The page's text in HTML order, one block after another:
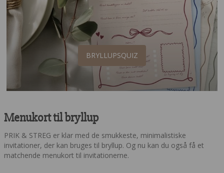
BRYLLUPSQUIZ
Menukort til bryllup
PRIK & STREG er klar med de smukkeste, minimalistiske
invitationer, der kan bruges til bryllup. Og nu kan du også få et
matchende menukort til invitationerne.